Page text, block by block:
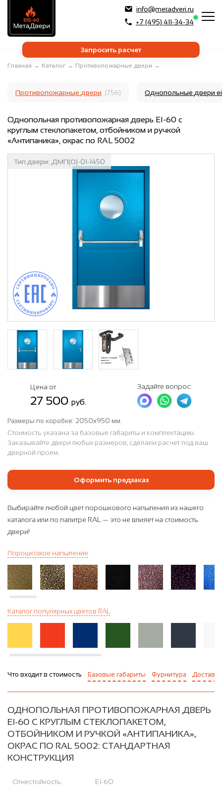
info@metadveri.ru
+7 (495) 411-34-34
Запросить расчет
Главная → Каталог → Противопожарные двери →
Противопожарные двери (756) Однопольные двери
Однопольная противопожарная дверь EI-60 с
круглым стеклопакетом, отбойником и ручкой
«Антипаника», окрас по RAL 5002
Тип двери: ДМП(О)-01-1450
Цена от
27 500 руб.
Задайте вопрос:
Размеры по коробке: 2050x950 мм.
Стоимость указана за базовые габариты и комплектацию.
Заказывайте двери любых размеров, сделаем расчет под ваш
дверной проем.
Оформить предзаказ
Выбирайте любой цвет порошкового напыления из нашего
каталога или по палитре RAL — это не влияет на стоимость
двери!
Порошковое напыление
Каталог популярных цветов RAL
Что входит в стоимость Базовые габариты Фурнитура Доставка
ОДНОПОЛЬНАЯ ПРОТИВОПОЖАРНАЯ ДВЕРЬ
EI-60 С КРУГЛЫМ СТЕКЛОПАКЕТОМ,
ОТБОЙНИКОМ И РУЧКОЙ «АНТИПАНИКА»,
ОКРАС ПО RAL 5002: СТАНДАРТНАЯ
КОНСТРУКЦИЯ
Огнестойкость: EI-60